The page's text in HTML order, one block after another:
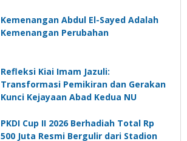
Kemenangan Abdul El-Sayed Adalah
Kemenangan Perubahan
Refleksi Kiai Imam Jazuli:
Transformasi Pemikiran dan Gerakan
Kunci Kejayaan Abad Kedua NU
PKDI Cup II 2026 Berhadiah Total Rp
500 Juta Resmi Bergulir dari Stadion